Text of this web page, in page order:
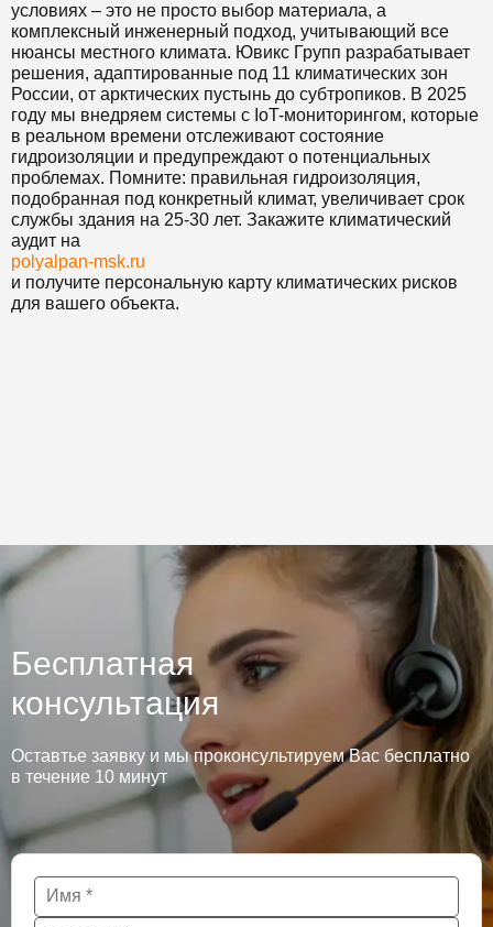
условиях – это не просто выбор материала, а
комплексный инженерный подход, учитывающий все
нюансы местного климата. Ювикс Групп разрабатывает
решения, адаптированные под 11 климатических зон
России, от арктических пустынь до субтропиков. В 2025
году мы внедряем системы с IoT-мониторингом, которые
в реальном времени отслеживают состояние
гидроизоляции и предупреждают о потенциальных
проблемах. Помните: правильная гидроизоляция,
подобранная под конкретный климат, увеличивает срок
службы здания на 25-30 лет. Закажите климатический
аудит на
polyalpan-msk.ru
и получите персональную карту климатических рисков
для вашего объекта.
Бесплатная
консультация
Оставтье заявку и мы проконсультируем Вас бесплатно
в течение 10 минут